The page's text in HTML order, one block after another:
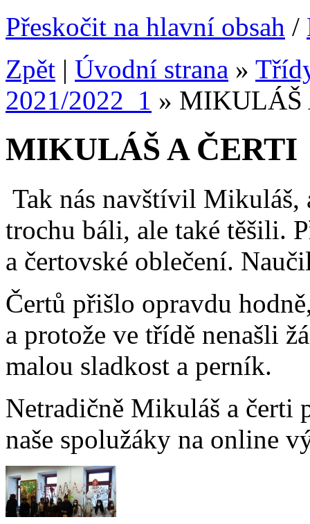
Přeskočit na hlavní obsah /
Zpět | Úvodní strana »
2021/2022_1 » MIKULÁŠ
MIKULÁŠ A ČERTI
Tak nás navštívil Mikuláš,
trochu báli, ale také těšili.
a čertovské oblečení.
Čertů přišlo opravdu
a protože ve třídě nenašli
malou sladkost a perník.
Netradičně Mikuláš a čerti
naše spolužáky na online